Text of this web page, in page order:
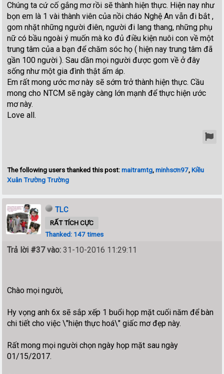
Chúng ta cứ cố gắng mơ rồi sẽ thành hiện thực. Hiện nay như
bọn em là 1 vài thành viên của nồi cháo Nghệ An vẫn đi bắt ,
gom nhặt những người điên, người đi lang thang, những phụ
nữ có bầu ngoài ý muốn mà ko đủ điều kiện nuôi con về một
trung tâm của a bạn để chăm sóc họ ( hiện nay trung tâm đã
gần 100 người ). Sau dần mọi người được gom về ở đây
sống như một gia đình thật ấm áp.
Em rất mong ước mơ này sẽ sớm trở thành hiện thực. Cầu
mong cho NTCM sẽ ngày càng lớn mạnh để thực hiện ước
mơ này.
Love all.
The following users thanked this post:maitramtg,minhsơn97,Kiều
Xuân Trường Trường
TLC
RẤT TÍCH CỰC
Thanked: 147 times
Trả lời #37 vào: 31-10-2016 11:29:11
Chào mọi người,
Hy vọng anh 6x sẽ sắp xếp 1 buổi họp mặt cuối năm để bàn
chi tiết cho việc \"hiện thực hoá\" giấc mơ đẹp này.
Rất mong mọi người chọn ngày họp mặt sau ngày
01/15/2017.